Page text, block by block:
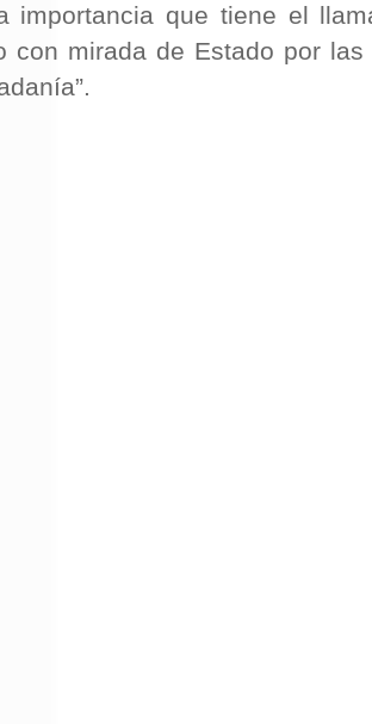
importancia que tiene el
con mirada de Estado por